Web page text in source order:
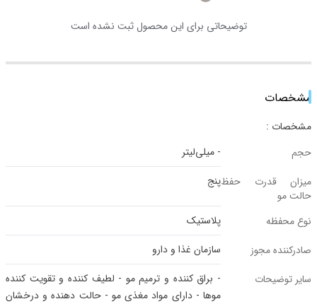
توضیحاتی برای این محصول ثبت نشده است
مشخصات
مشخصات :
حجم
- میلی‌لیتر
میزان قدرت حفظ
حالت مو
پنج
نوع محفظه
پلاستیک
صادرکننده مجوز
سازمان غذا و دارو
سایر توضیحات
- براق کننده و ترمیم مو - لطیف کننده و تقویت کننده
موها - دارای مواد مغذی مو - حالت دهنده و درخشان